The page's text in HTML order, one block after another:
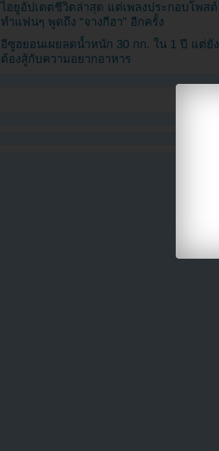
ไอยูอัปเดตชีวิตล่าสุด แต่เพลงประกอบโพสต์
ทำแฟนๆ พูดถึง “จางกีฮา” อีกครั้ง
อีซูฮยอนเผยลดน้ำหนัก 30 กก. ใน 1 ปี แต่ยัง
ต้องสู้กับความอยากอาหาร